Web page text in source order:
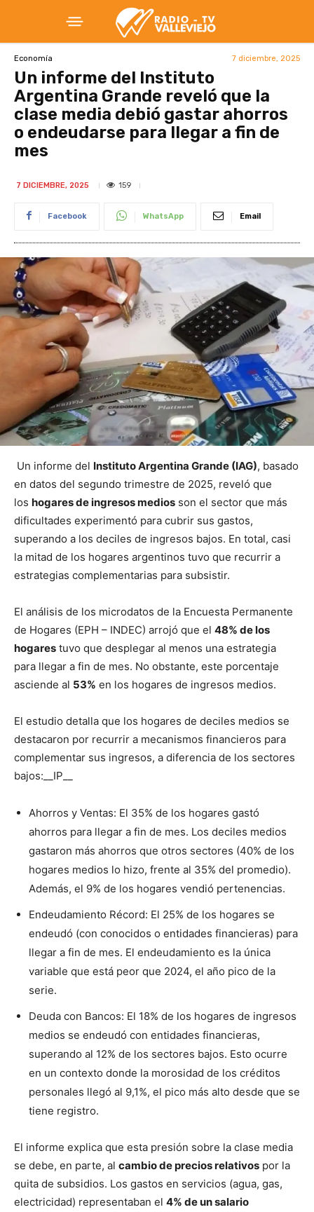
Economía 7 diciembre, 2025
Un informe del Instituto
Argentina Grande reveló que la
clase media debió gastar ahorros
o endeudarse para llegar a fin de
mes
7 DICIEMBRE, 2025 159
Facebook WhatsApp Email
Un informe del Instituto Argentina Grande (IAG), basado
en datos del segundo trimestre de 2025, reveló que
los hogares de ingresos medios son el sector que más
dificultades experimentó para cubrir sus gastos,
superando a los deciles de ingresos bajos. En total, casi
la mitad de los hogares argentinos tuvo que recurrir a
estrategias complementarias para subsistir.
El análisis de los microdatos de la Encuesta Permanente
de Hogares (EPH – INDEC) arrojó que el 48% de los
hogares tuvo que desplegar al menos una estrategia
para llegar a fin de mes. No obstante, este porcentaje
asciende al 53% en los hogares de ingresos medios.
El estudio detalla que los hogares de deciles medios se
destacaron por recurrir a mecanismos financieros para
complementar sus ingresos, a diferencia de los sectores
bajos:__IP__
Ahorros y Ventas: El 35% de los hogares gastó
ahorros para llegar a fin de mes. Los deciles medios
gastaron más ahorros que otros sectores (40% de los
hogares medios lo hizo, frente al 35% del promedio).
Además, el 9% de los hogares vendió pertenencias.
Endeudamiento Récord: El 25% de los hogares se
endeudó (con conocidos o entidades financieras) para
llegar a fin de mes. El endeudamiento es la única
variable que está peor que 2024, el año pico de la
serie.
Deuda con Bancos: El 18% de los hogares de ingresos
medios se endeudó con entidades financieras,
superando al 12% de los sectores bajos. Esto ocurre
en un contexto donde la morosidad de los créditos
personales llegó al 9,1%, el pico más alto desde que se
tiene registro.
El informe explica que esta presión sobre la clase media
se debe, en parte, al cambio de precios relativos por la
quita de subsidios. Los gastos en servicios (agua, gas,
electricidad) representaban el 4% de un salario